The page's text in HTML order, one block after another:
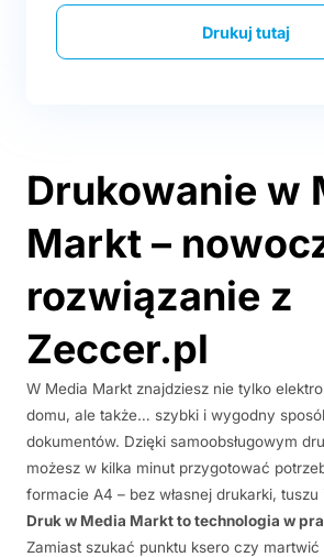
Drukuj tutaj
Drukowanie w
Markt –
rozwiązanie z
Zeccer.pl
W Media Markt znajdziesz nie tylko
domu, ale także… szybki i wygodny
dokumentów. Dzięki samoobsługowym
możesz w kilka minut przygotować
formacie A4 – bez własnej drukarki, tuszu
Druk w Media Markt to technologia w
Zamiast szukać punktu ksero czy martwić